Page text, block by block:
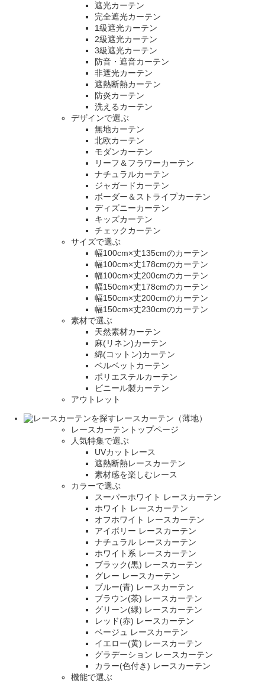
遮光カーテン
完全遮光カーテン
1級遮光カーテン
2級遮光カーテン
3級遮光カーテン
防音・遮音カーテン
非遮光カーテン
遮熱断熱カーテン
防炎カーテン
洗えるカーテン
デザインで選ぶ
無地カーテン
北欧カーテン
モダンカーテン
リーフ＆フラワーカーテン
ナチュラルカーテン
ジャガードカーテン
ボーダー＆ストライプカーテン
ディズニーカーテン
キッズカーテン
チェックカーテン
サイズで選ぶ
幅100cm×丈135cmのカーテン
幅100cm×丈178cmのカーテン
幅100cm×丈200cmのカーテン
幅150cm×丈178cmのカーテン
幅150cm×丈200cmのカーテン
幅150cm×丈230cmのカーテン
素材で選ぶ
天然素材カーテン
麻(リネン)カーテン
綿(コットン)カーテン
ベルベットカーテン
ポリエステルカーテン
ビニール製カーテン
アウトレット
レースカーテン（薄地）
レースカーテントップページ
人気特集で選ぶ
UVカットレース
遮熱断熱レースカーテン
素材感を楽しむレース
カラーで選ぶ
スーパーホワイト レースカーテン
ホワイト レースカーテン
オフホワイト レースカーテン
アイボリー レースカーテン
ナチュラル レースカーテン
ホワイト系 レースカーテン
ブラック(黒) レースカーテン
グレー レースカーテン
ブルー(青) レースカーテン
ブラウン(茶) レースカーテン
グリーン(緑) レースカーテン
レッド(赤) レースカーテン
ベージュ レースカーテン
イエロー(黄) レースカーテン
グラデーション レースカーテン
カラー(色付き) レースカーテン
機能で選ぶ